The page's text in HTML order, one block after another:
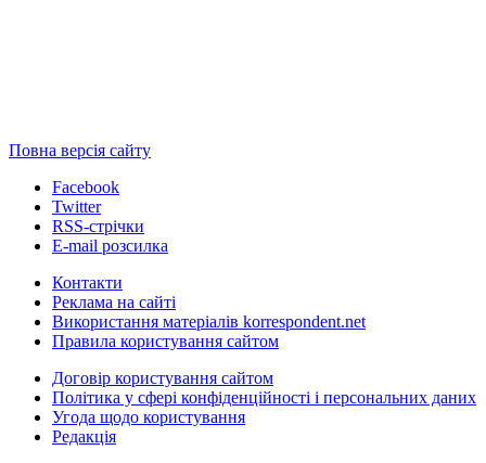
Повна версія сайту
Facebook
Twitter
RSS-стрічки
E-mail розсилка
Контакти
Реклама на сайті
Використання матеріалів korrespondent.net
Правила користування сайтом
Договір користування сайтом
Політика у сфері конфіденційності і персональних даних
Угода щодо користування
Редакція